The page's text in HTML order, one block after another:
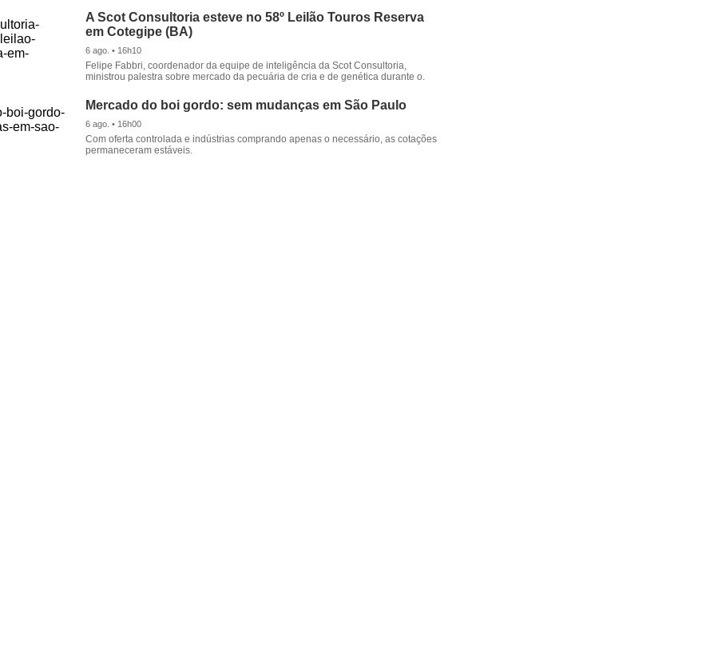
A Scot Consultoria esteve no 58º Leilão Touros Reserva
em Cotegipe (BA)
6 ago. • 16h10
Felipe Fabbri, coordenador da equipe de inteligência da Scot Consultoria,
ministrou palestra sobre mercado da pecuária de cria e de genética durante o.
Mercado do boi gordo: sem mudanças em São Paulo
6 ago. • 16h00
Com oferta controlada e indústrias comprando apenas o necessário, as cotações
permaneceram estáveis.